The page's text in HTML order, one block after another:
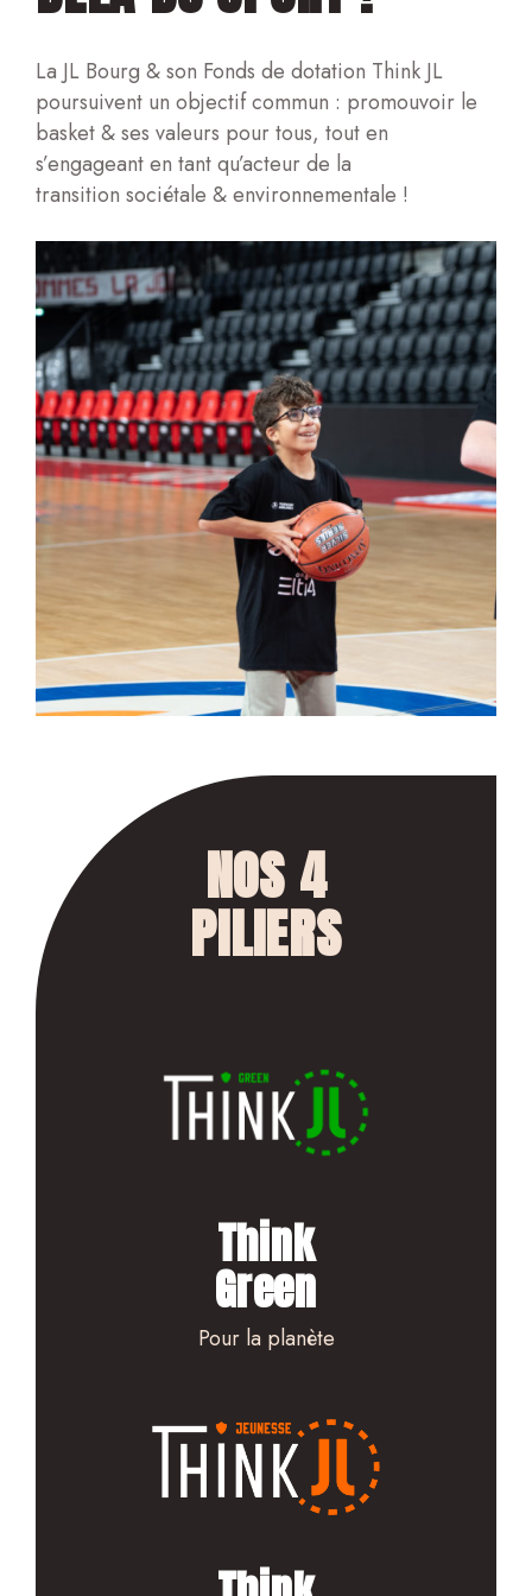
La JL Bourg & son Fonds de dotation Think JL
poursuivent un objectif commun : promouvoir le
basket & ses valeurs pour tous, tout en
s’engageant en tant qu’acteur de la
transition sociétale & environnementale !
NOS 4
PILIERS
Think
Green
Pour la planète